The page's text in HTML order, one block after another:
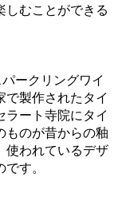
しむことができる
ークリングワイ
で製作されたタイ
ラート寺院にタイ
ものが昔からの釉
使われているデザ
す。